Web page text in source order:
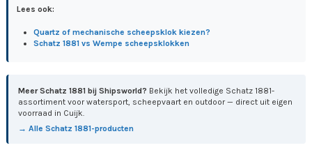
Lees ook:
Quartz of mechanische scheepsklok kiezen?
Schatz 1881 vs Wempe scheepsklokken
Meer Schatz 1881 bij Shipsworld? Bekijk het volledige Schatz 1881-
assortiment voor watersport, scheepvaart en outdoor — direct uit eigen
voorraad in Cuijk.
→ Alle Schatz 1881-producten